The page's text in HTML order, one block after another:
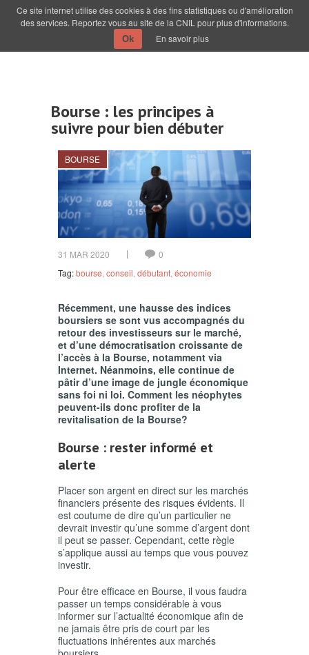
Bourse : les principes à
suivre pour bien débuter
BOURSE
31 MAR 2020
0
Tag:bourse conseil débutant économie
Récemment, une hausse des indices
boursiers se sont vus accompagnés du
retour des investisseurs sur le marché,
et d’une démocratisation croissante de
l’accès à la Bourse, notamment via
Internet. Néanmoins, elle continue de
pâtir d’une image de jungle économique
sans foi ni loi. Comment les néophytes
peuvent-ils donc profiter de la
revitalisation de la Bourse?
Bourse : rester informé et
alerte
Placer son argent en direct sur les marchés
financiers présente des risques évidents. Il
est coutume de dire qu’un particulier ne
devrait investir qu’une somme d’argent dont
il peut se passer. Cependant, cette règle
s’applique aussi au temps que vous pouvez
investir.
Pour être efficace en Bourse, il vous faudra
passer un temps considérable à vous
informer sur l’actualité économique afin de
ne jamais être pris de court par les
fluctuations inhérentes aux marchés
Ce site internet utilise des cookies à des fins statistiques ou d'amélioration
des services. Reportez vous au site de la CNIL pour plus d'informations.
Ok En savoir plus